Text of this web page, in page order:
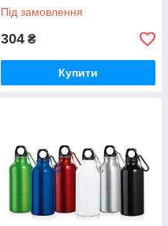
Під замовлення
304 ₴
Купити